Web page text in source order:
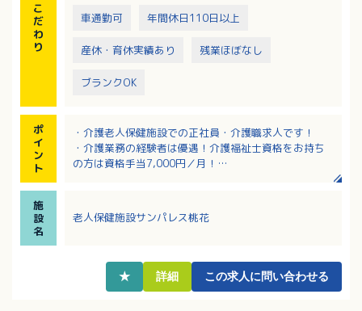
こ
だ
わ
り
車通勤可 年間休日110日以上
産休・育休実績あり 残業ほぼなし
ブランクOK
ポ
イ
ン
ト
・介護老人保健施設での正社員・介護職求人です！
・介護業務の経験者は優遇！介護福祉士資格をお持ち
の方は資格手当7,000円／月！
・賞与の前年度支給実績は、年2回・計4.0ヶ月分と高
水準！
施
設
名
老人保健施設サンパレス桃花
★ 詳細 この求人に問い合わせる